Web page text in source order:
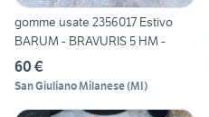
gomme usate 2356017 Estivo
BARUM - BRAVURIS 5 HM -
60 €
San Giuliano Milanese(MI)